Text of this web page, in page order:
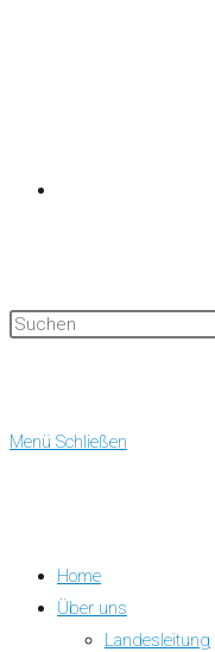
Menü Schließen
Home
Über uns
Landesleitung